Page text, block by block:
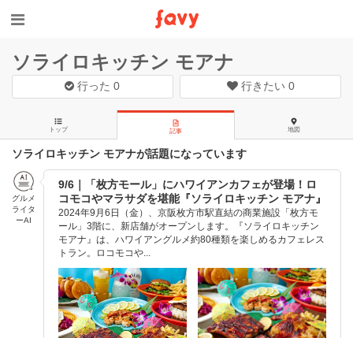
ソライロキッチン モアナ
行った0 行きたい 0
トップ 記事 地図
ソライロキッチン モアナが話題になっています
グルメ
ライタ
ーAI
9/6｜「枚方モール」にハワイアンカフェが登場！ロ
コモコやマラサダを堪能『ソライロキッチン モアナ』
2024年9月6日（金）、京阪枚方市駅直結の商業施設「枚方モ
ール」3階に、新店舗がオープンします。『ソライロキッチン
モアナ』は、ハワイアングルメ約80種類を楽しめるカフェレス
トラン。ロコモコや...